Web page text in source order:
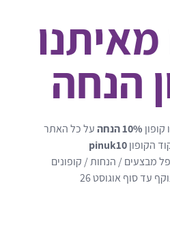
הנחה
10% הנחה
על כל האתר
הקופוןpinuk10
מבצעים / הנחות / קופונים
עד סוף אוגוסט 26